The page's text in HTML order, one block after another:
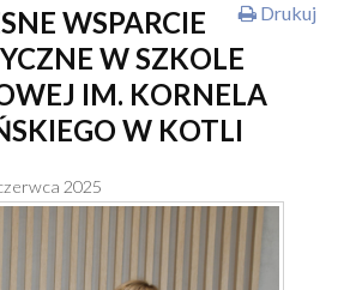
WSPARCIE
W SZKOLE
IM. KORNELA
W KOTLI
2025
Drukuj